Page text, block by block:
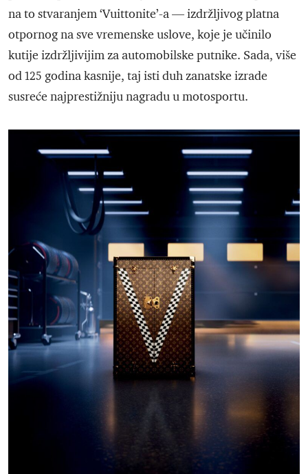
na to stvaranjem ‘Vuittonite’-a — izdržljivog platna
otpornog na sve vremenske uslove, koje je učinilo
kutije izdržljivijim za automobilske putnike. Sada, više
od 125 godina kasnije, taj isti duh zanatske izrade
susreće najprestižniju nagradu u motosportu.